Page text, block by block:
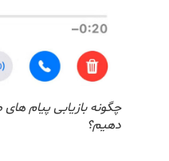
چگونه بازیابی پیام‌ های
دهیم؟